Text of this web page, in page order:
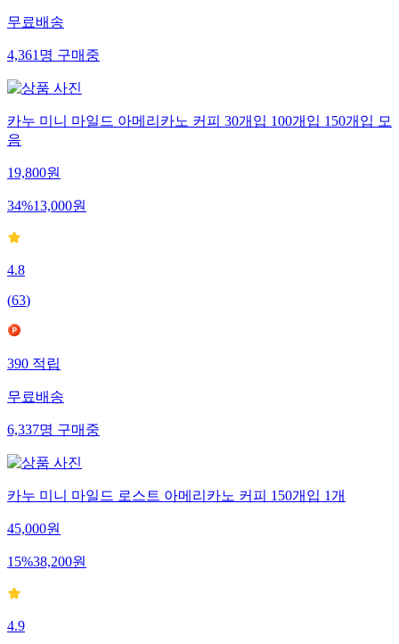
무료배송
4,361명구매중
카누 미니 마일드 아메리카노 커피 30개입 100개입 150개입 모
음
19,800원
34%13,000원
4.8
(63)
390적립
무료배송
6,337명구매중
카누 미니 마일드 로스트 아메리카노 커피 150개입 1개
45,000원
15%38,200원
4.9